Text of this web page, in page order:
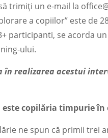
trimiți un e-mail la
a copiilor” este de
participanti, se acorda
ului.
în realizarea acestui
copilăria timpurie
ne spun că primii trei